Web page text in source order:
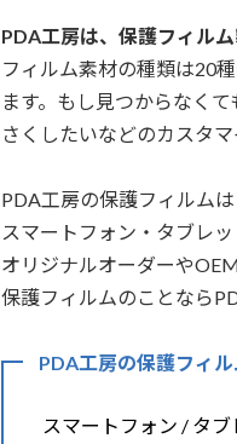
PDA工房は、保護フィル
フィルム素材の種類は20
ます。もし見つからなく
さくしたいなどのカスタ
PDA工房の保護フィルムは
スマートフォン・タブレ
オリジナルオーダーや
保護フィルムのことなら
PDA工房の保護フィ
スマートフォン / タ